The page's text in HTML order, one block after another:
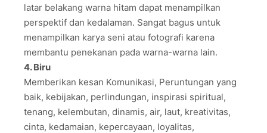
latar belakang warna hitam dapat menampilkan
perspektif dan kedalaman. Sangat bagus untuk
menampilkan karya seni atau fotografi karena
membantu penekanan pada warna-warna lain.
4. Biru
Memberikan kesan Komunikasi, Peruntungan yang
baik, kebijakan, perlindungan, inspirasi spiritual,
tenang, kelembutan, dinamis, air, laut, kreativitas,
cinta, kedamaian, kepercayaan, loyalitas,